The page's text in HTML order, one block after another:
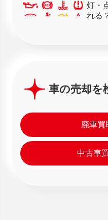
灯・
れる
車の売却を
廃車買
中古車